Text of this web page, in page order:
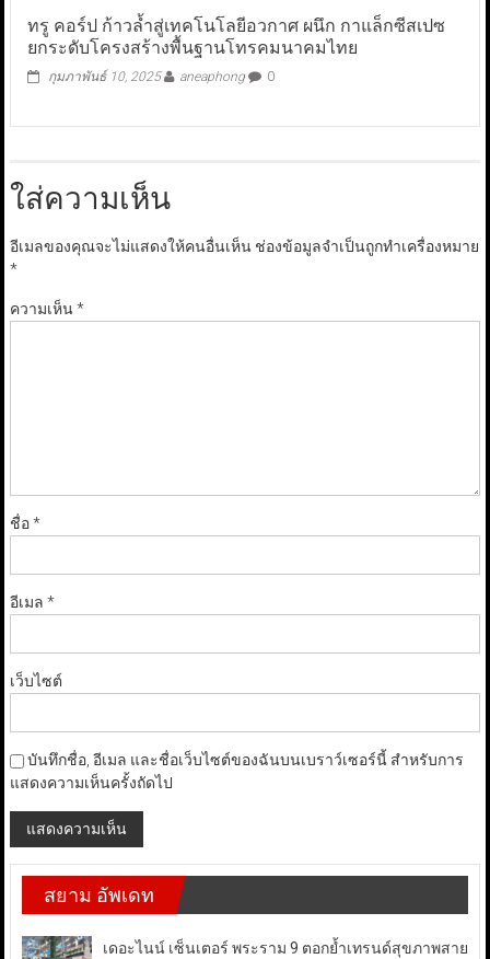
ทรู คอร์ป ก้าวล้ำสู่เทคโนโลยีอวกาศ ผนึก กาแล็กซีสเปซ
ยกระดับโครงสร้างพื้นฐานโทรคมนาคมไทย
กุมภาพันธ์ 10, 2025 aneaphong 0
ใส่ความเห็น
อีเมลของคุณจะไม่แสดงให้คนอื่นเห็น ช่องข้อมูลจำเป็นถูกทำเครื่องหมาย
*
ความเห็น*
ชื่อ*
อีเมล *
เว็บไซต์
บันทึกชื่อ, อีเมล และชื่อเว็บไซต์ของฉันบนเบราว์เซอร์นี้ สำหรับการ
แสดงความเห็นครั้งถัดไป
สยาม อัพเดท
เดอะไนน์ เซ็นเตอร์ พระราม 9 ตอกย้ำเทรนด์สุขภาพสาย